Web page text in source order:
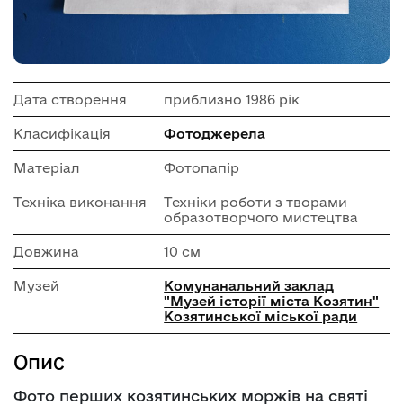
Дата створення приблизно 1986 рік
Класифікація Фотоджерела
Матеріал Фотопапір
Техніка виконання
Техніки роботи з творами
образотворчого мистецтва
Довжина 10 см
Музей
Комунанальний заклад
"Музей історії міста Козятин"
Козятинської міської ради
Опис
Фото перших козятинських моржів на святі